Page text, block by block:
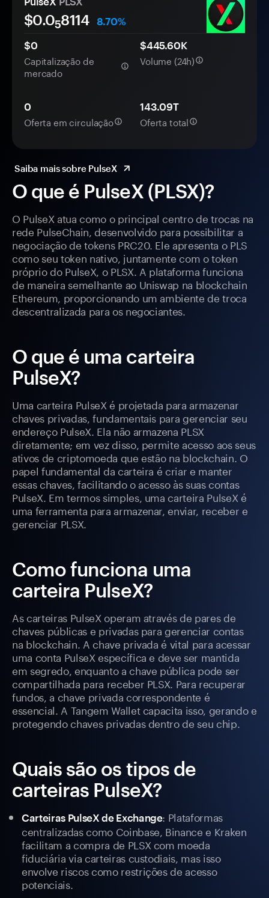
O que é PulseX (PLSX)?
O PulseX atua como o principal centro de trocas na
rede PulseChain, desenvolvido para possibilitar a
negociação de tokens PRC20. Ele apresenta o PLS
como seu token nativo, juntamente com o token
próprio do PulseX, o PLSX. A plataforma funciona
de maneira semelhante ao Uniswap na blockchain
Ethereum, proporcionando um ambiente de troca
descentralizada para os negociantes.
O que é uma carteira
PulseX?
Uma carteira PulseX é projetada para armazenar
chaves privadas, fundamentais para gerenciar seu
endereço PulseX. Ela não armazena PLSX
diretamente; em vez disso, permite acesso aos seus
ativos de criptomoeda que estão na blockchain. O
papel fundamental da carteira é criar e manter
essas chaves, facilitando o acesso às suas contas
PulseX. Em termos simples, uma carteira PulseX é
uma ferramenta para armazenar, enviar, receber e
gerenciar PLSX.
Como funciona uma
carteira PulseX?
As carteiras PulseX operam através de pares de
chaves públicas e privadas para gerenciar contas
na blockchain. A chave privada é vital para acessar
uma conta PulseX específica e deve ser mantida
em segredo, enquanto a chave pública pode ser
compartilhada para receber PLSX. Para recuperar
fundos, a chave privada correspondente é
essencial. A Tangem Wallet capacita isso, gerando e
protegendo chaves privadas dentro de seu chip.
Quais são os tipos de
carteiras PulseX?
Carteiras PulseX de Exchange: Plataformas
centralizadas como Coinbase, Binance e Kraken
facilitam a compra de PLSX com moeda
fiduciária via carteiras custodiais, mas isso
envolve riscos como restrições de acesso
potenciais.
$0.058114
8.70%
$0
Capitalização de
mercado
$445.60K
Volume (24h)
0
Oferta em circulação
143.09T
Oferta total
Saiba mais sobre PulseX